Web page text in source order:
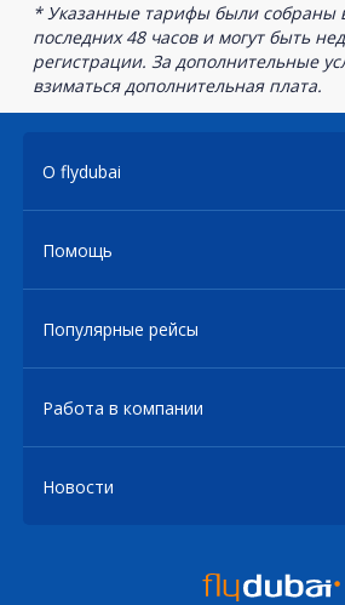
* Указанные тарифы были собраны
последних 48 часов и могут быть
регистрации. За дополнительные
взиматься дополнительная плата.
О flydubai
Помощь
Популярные рейсы
Работа в компании
Новости